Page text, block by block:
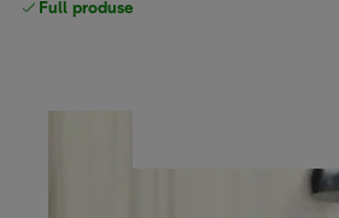
Full produsentgaranti